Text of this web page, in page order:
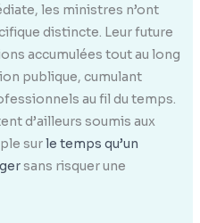
les ministres n’ont
distincte. Leur future
accumulées tout au long
publique, cumulant
au fil du temps.
d’ailleurs soumis aux
surle temps qu’un
sans risquer une